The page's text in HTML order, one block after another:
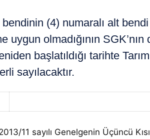
(4) numaralı alt bendi
uygun olmadığının
başlatıldığı tarihte
sayılacaktır.
11 sayılı Genelgenin Üçüncü